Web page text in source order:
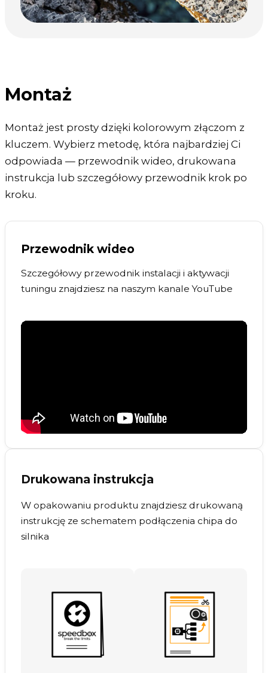
Montaż
Montaż jest prosty dzięki kolorowym złączom z
kluczem. Wybierz metodę, która najbardziej Ci
odpowiada — przewodnik wideo, drukowana
instrukcja lub szczegółowy przewodnik krok po
kroku.
Przewodnik wideo
Szczegółowy przewodnik instalacji i aktywacji
tuningu znajdziesz na naszym kanale YouTube
Drukowana instrukcja
W opakowaniu produktu znajdziesz drukowaną
instrukcję ze schematem podłączenia chipa do
silnika